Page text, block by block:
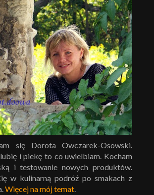
się Dorota Owczarek-Osowski.
i piekę to co uwielbiam. Kocham
i testowanie nowych produktów.
w kulinarną podróż po smakach z
Więcej na mój temat.